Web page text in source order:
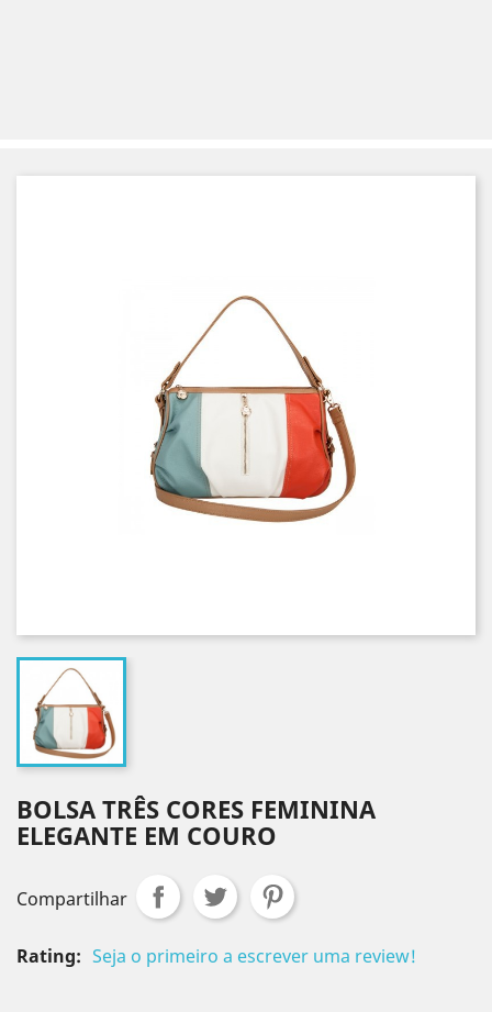
BOLSA TRÊS CORES FEMININA
ELEGANTE EM COURO
Compartilhar
Rating: Seja o primeiro a escrever uma review!